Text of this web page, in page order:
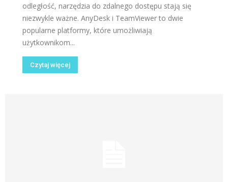
odległość, narzędzia do zdalnego dostępu stają się
niezwykle ważne. AnyDesk i TeamViewer to dwie
popularne platformy, które umożliwiają
użytkownikom...
Czytaj więcej